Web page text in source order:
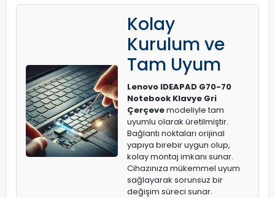
Kolay
Kurulum ve
Tam Uyum
Lenovo IDEAPAD G70-70
Notebook Klavye Gri
Çerçevemodeliyle tam
uyumlu olarak üretilmiştir.
Bağlantı noktaları orijinal
yapıya birebir uygun olup,
kolay montaj imkanı sunar.
Cihazınıza mükemmel uyum
sağlayarak sorunsuz bir
değişim süreci sunar.